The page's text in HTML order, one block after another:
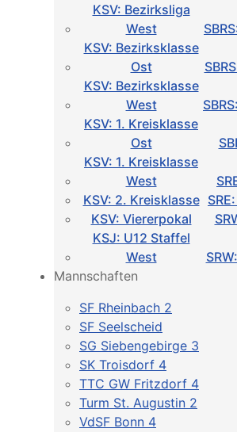
KSV: Bezirksliga
West
KSV: Bezirksklasse
Ost
KSV: Bezirksklasse
West
KSV: 1. Kreisklasse
Ost
KSV: 1. Kreisklasse
West
KSV: 2. Kreisklasse
KSV: Viererpokal
KSJ: U12 Staffel
West
Mannschaften
SF Rheinbach 2
SF Seelscheid
SG Siebengebirge 3
SK Troisdorf 4
TTC GW Fritzdorf 4
Turm St. Augustin 2
VdSF Bonn 4